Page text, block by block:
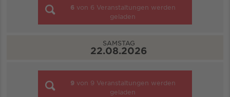
6 von 6 Veranstaltungen werden
geladen
SAMSTAG
22.08.2026
9 von 9 Veranstaltungen werden
geladen